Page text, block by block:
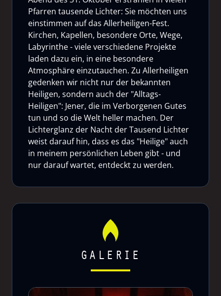
Pfarren tausende Lichter: Sie möchten uns
einstimmen auf das Allerheiligen-Fest.
Kirchen, Kapellen, besondere Orte, Wege,
Labyrinthe - viele verschiedene Projekte
laden dazu ein, in eine besondere
Atmosphäre einzutauchen. Zu Allerheiligen
gedenken wir nicht nur der bekannten
Heiligen, sondern auch der "Alltags-
Heiligen": Jener, die im Verborgenen Gutes
tun und so die Welt heller machen. Der
Lichterglanz der Nacht der Tausend Lichter
weist darauf hin, dass es das "Heilige" auch
in meinem persönlichen Leben gibt - und
nur darauf wartet, entdeckt zu werden.
GALERIE